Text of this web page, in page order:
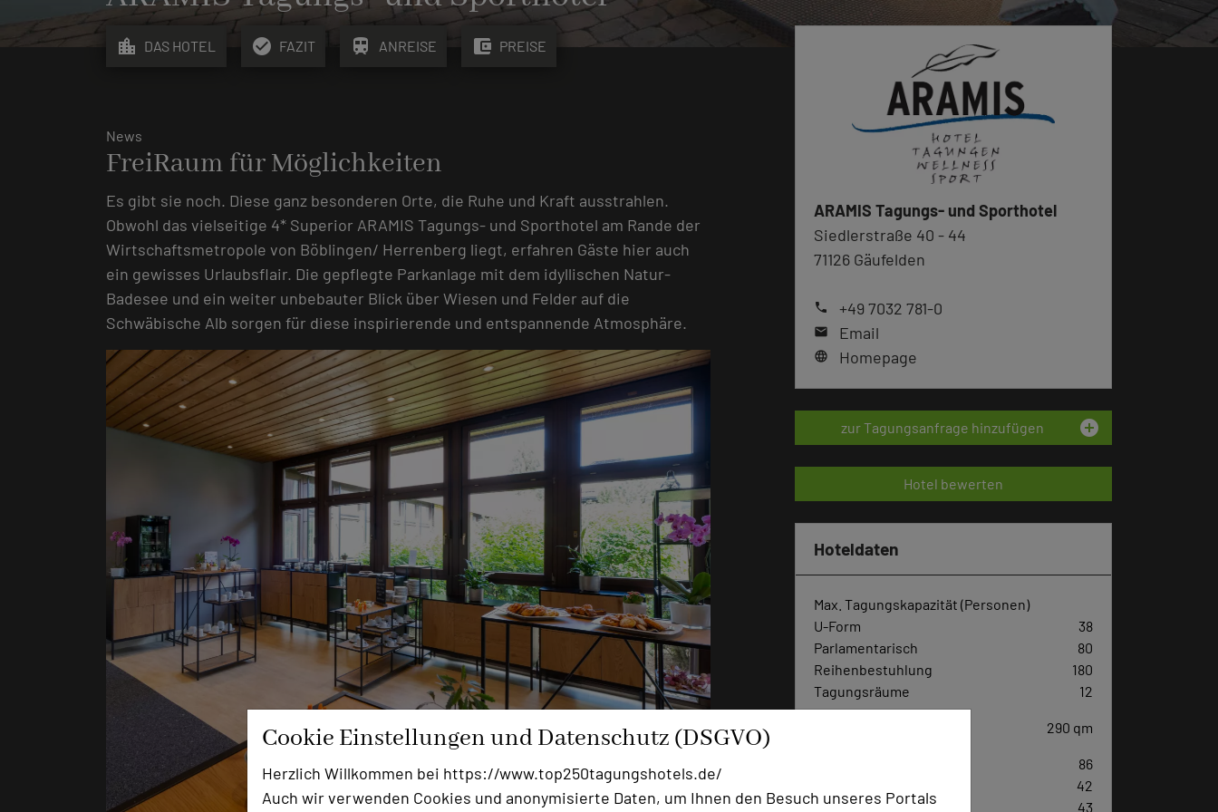
Cookie Einstellungen und Datenschutz (DSGVO)
Herzlich Willkommen bei https://www.top250tagungshotels.de/
Auch wir verwenden Cookies und anonymisierte Daten, um Ihnen den Besuch unseres Portals
location_city DAS HOTEL check_circle FAZIT train ANREISE account_balance_wallet PREISE
News
FreiRaum für Möglichkeiten
Es gibt sie noch. Diese ganz besonderen Orte, die Ruhe und Kraft ausstrahlen.
Obwohl das vielseitige 4* Superior ARAMIS Tagungs- und Sporthotel am Rande der
Wirtschaftsmetropole von Böblingen/ Herrenberg liegt, erfahren Gäste hier auch
ein gewisses Urlaubsflair. Die gepflegte Parkanlage mit dem idyllischen Natur-
Badesee und ein weiter unbebauter Blick über Wiesen und Felder auf die
Schwäbische Alb sorgen für diese inspirierende und entspannende Atmosphäre.
ARAMIS Tagungs- und Sporthotel
Siedlerstraße 40 - 44
71126 Gäufelden
phone +49 7032 781-0
mail Email
language Homepage
zur Tagungsanfrage hinzufügen add_circle
Hotel bewerten
Hoteldaten
Max. Tagungskapazität (Personen)
U-Form
38
Parlamentarisch
80
Reihenbestuhlung
180
Tagungsräume
12
290 qm
86
42
Einzelzimmer
43